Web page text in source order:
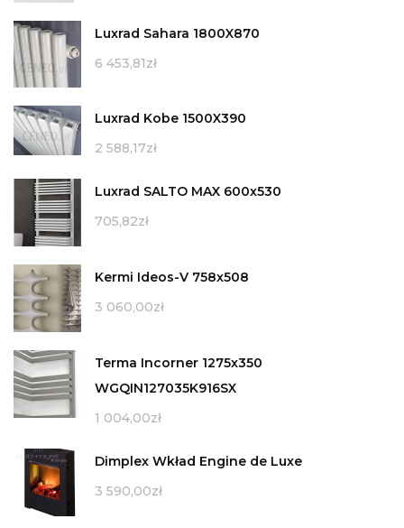
Luxrad Sahara 1800X870
6 453,81zł
Luxrad Kobe 1500X390
2 588,17zł
Luxrad SALTO MAX 600x530
705,82zł
Kermi Ideos-V 758x508
3 060,00zł
Terma Incorner 1275x350
WGQIN127035K916SX
1 004,00zł
Dimplex Wkład Engine de Luxe
3 590,00zł